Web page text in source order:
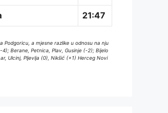
21:47
Podgoricu, a mjesne razlike u odnosu na nju
4); Berane, Petnica, Plav, Gusinje (-2); Bijelo
Ulcinj, Pljevlja (0), Nikšić (+1) Herceg Novi